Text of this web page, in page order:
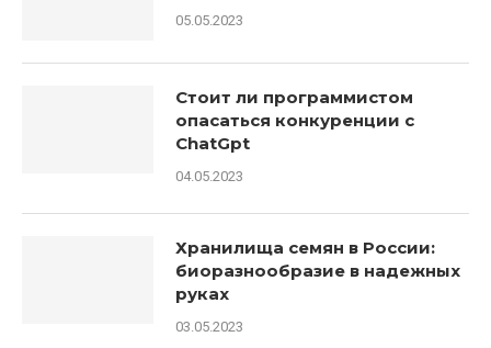
05.05.2023
Стоит ли программистом
опасаться конкуренции с
ChatGpt
04.05.2023
Хранилища семян в России:
биоразнообразие в надежных
руках
03.05.2023